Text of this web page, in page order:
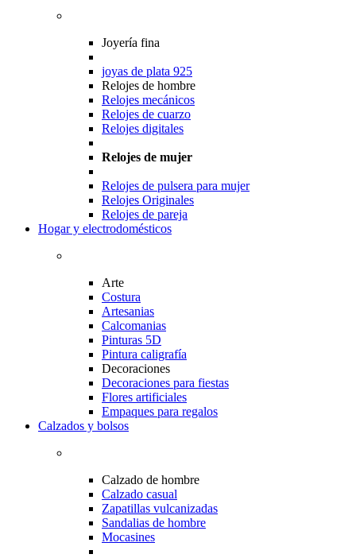
Joyería fina
joyas de plata 925
Relojes de hombre
Relojes mecánicos
Relojes de cuarzo
Relojes digitales
Relojes de mujer
Relojes de pulsera para mujer
Relojes Originales
Relojes de pareja
Hogar y electrodomésticos
Arte
Costura
Artesanias
Calcomanias
Pinturas 5D
Pintura caligrafía
Decoraciones
Decoraciones para fiestas
Flores artificiales
Empaques para regalos
Calzados y bolsos
Calzado de hombre
Calzado casual
Zapatillas vulcanizadas
Sandalias de hombre
Mocasines